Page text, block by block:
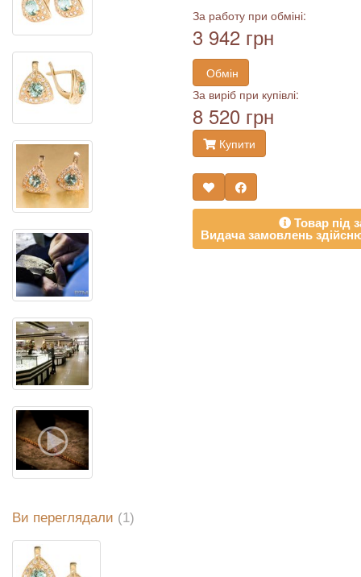
За работу при обміні:
3 942 грн
Обмін
За виріб при купівлі:
8 520 грн
Купити
Товар під
Видача замовлень
Ви переглядали (1)